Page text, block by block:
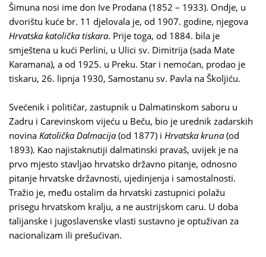
Šimuna nosi ime don Ive Prodana (1852 – 1933). Ondje, u
dvorištu kuće br. 11 djelovala je, od 1907. godine, njegova
Hrvatska katolička tiskara. Prije toga, od 1884. bila je
smještena u kući Perlini, u Ulici sv. Dimitrija (sada Mate
Karamana), a od 1925. u Preku. Star i nemoćan, prodao je
tiskaru, 26. lipnja 1930, Samostanu sv. Pavla na Školjiću.
Svećenik i političar, zastupnik u Dalmatinskom saboru u
Zadru i Carevinskom vijeću u Beču, bio je urednik zadarskih
novina Katolička Dalmacija(od 1877) i Hrvatska kruna(od
1893). Kao najistaknutiji dalmatinski pravaš, uvijek je na
prvo mjesto stavljao hrvatsko državno pitanje, odnosno
pitanje hrvatske državnosti, ujedinjenja i samostalnosti.
Tražio je, među ostalim da hrvatski zastupnici polažu
prisegu hrvatskom kralju, a ne austrijskom caru. U doba
talijanske i jugoslavenske vlasti sustavno je optuživan za
nacionalizam ili prešućivan.